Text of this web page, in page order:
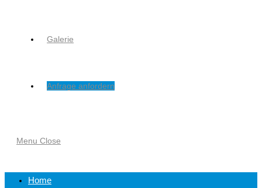
Galerie
Anfrage anfordern
Menu Close
Home